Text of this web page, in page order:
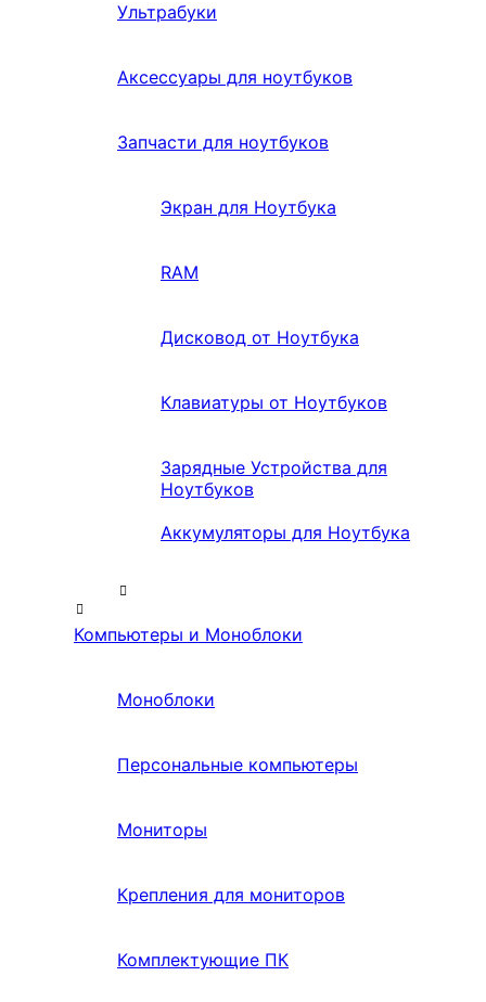
Ультрабуки
Аксессуары для ноутбуков
Запчасти для ноутбуков
Экран для Ноутбука
RAM
Дисковод от Ноутбука
Клавиатуры от Ноутбуков
Зарядные Устройства для
Ноутбуков
Аккумуляторы для Ноутбука
Компьютеры и Моноблоки
Моноблоки
Персональные компьютеры
Мониторы
Крепления для мониторов
Комплектующие ПК